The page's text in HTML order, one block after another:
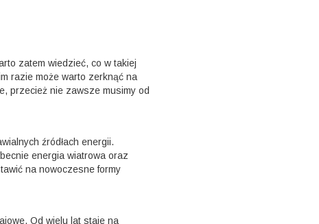
zatem wiedzieć, co w takiej
razie może warto zerknąć na
przecież nie zawsze musimy od
źródłach energii.
energia wiatrowa oraz
na nowoczesne formy
Od wielu lat staje na